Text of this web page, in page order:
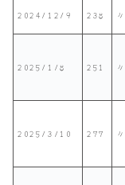
2024/12/9 238 〃
2025/1/8 251 〃
2025/3/10 277 〃